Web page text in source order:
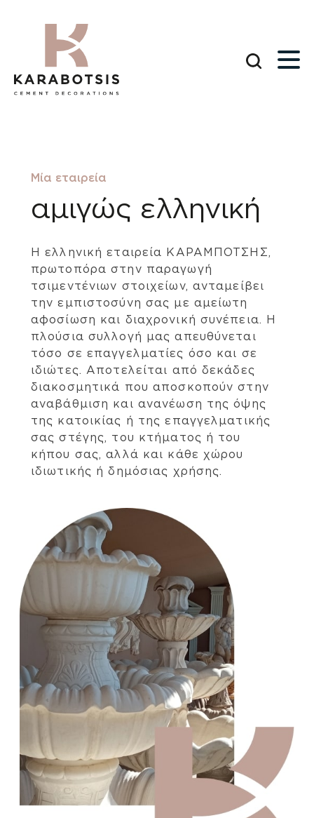
Μία εταιρεία
αμιγώς ελληνική
Η ελληνική εταιρεία ΚΑΡΑΜΠΟΤΣΗΣ,
πρωτοπόρα στην παραγωγή
τσιμεντένιων στοιχείων, ανταμείβει
την εμπιστοσύνη σας με αμείωτη
αφοσίωση και διαχρονική συνέπεια. Η
πλούσια συλλογή μας απευθύνεται
τόσο σε επαγγελματίες όσο και σε
ιδιώτες. Αποτελείται από δεκάδες
διακοσμητικά που αποσκοπούν στην
αναβάθμιση και ανανέωση της όψης
της κατοικίας ή της επαγγελματικής
σας στέγης, του κτήματος ή του
κήπου σας, αλλά και κάθε χώρου
ιδιωτικής ή δημόσιας χρήσης.